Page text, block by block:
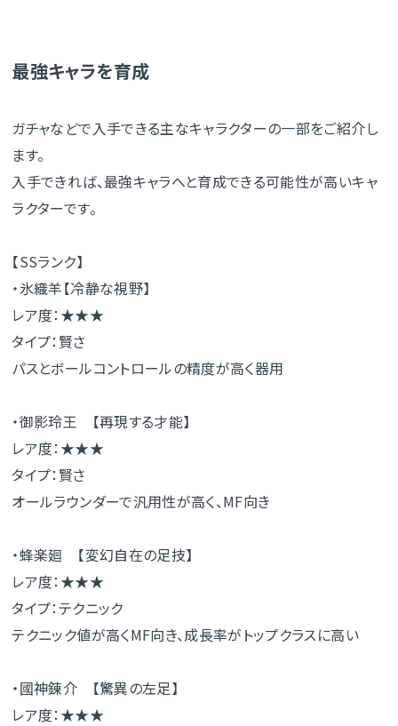
最強キャラを育成
ガチャなどで入手できる主なキャラクターの一部をご紹介し
ます。
入手できれば、最強キャラへと育成できる可能性が高いキャ
ラクターです。
【SSランク】
・氷織羊【冷静な視野】
レア度：★★★
タイプ：賢さ
パスとボールコントロールの精度が高く器用
・御影玲王 【再現する才能】
レア度：★★★
タイプ：賢さ
オールラウンダーで汎用性が高く、MF向き
・蜂楽廻 【変幻自在の足技】
レア度：★★★
タイプ：テクニック
テクニック値が高くMF向き、成長率がトップクラスに高い
・國神錬介 【驚異の左足】
レア度：★★★